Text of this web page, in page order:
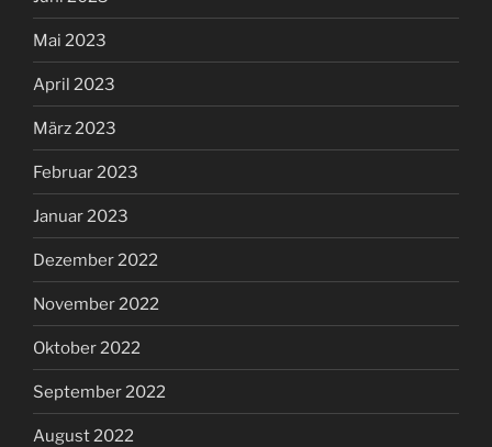
Mai 2023
April 2023
März 2023
Februar 2023
Januar 2023
Dezember 2022
November 2022
Oktober 2022
September 2022
August 2022